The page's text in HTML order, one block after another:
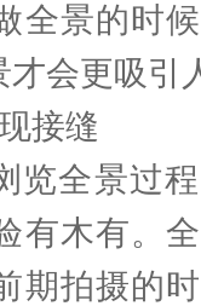
全景的时
会更吸引
接缝
全景过程
有木有。
期拍摄的